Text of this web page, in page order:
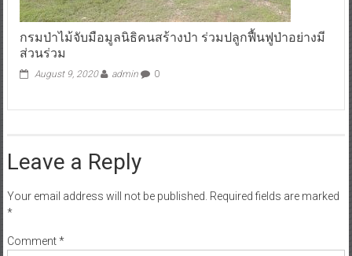
กรมป่าไม้จับมือมูลนิธิคนสร้างป่า ร่วมปลูกฟื้นฟูป่าอย่างมี
ส่วนร่วม
August 9, 2020 admin 0
Leave a Reply
Your email address will not be published. Required fields are marked
*
Comment*